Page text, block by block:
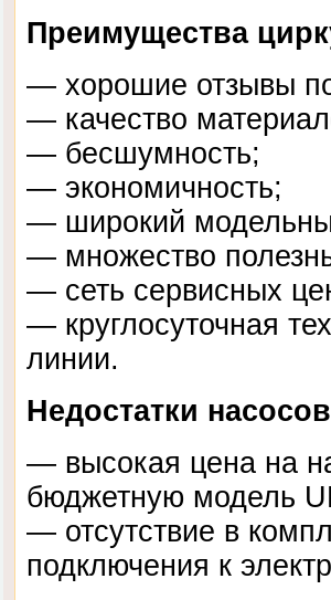
Преимущества
— хорошие отзывы
— качество
— бесшумность;
— экономичность;
— широкий
— множество
— сеть сервисных
— круглосуточная
линии.
Недостатки
— высокая цена на
бюджетную модель
— отсутствие в
подключения к